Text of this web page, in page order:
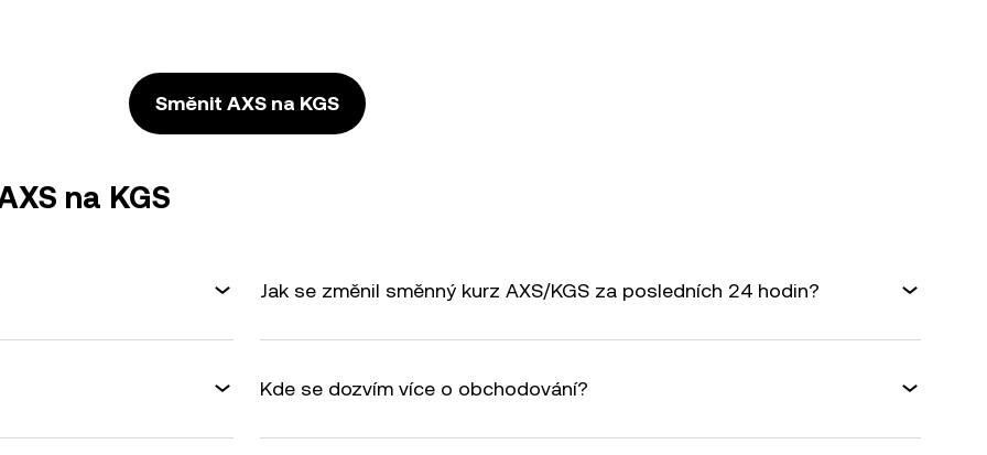
Směnit AXS na KGS
na KGS
Jak se změnil směnný kurz AXS/KGS za posledních 24 hodin?
Kde se dozvím více o obchodování?